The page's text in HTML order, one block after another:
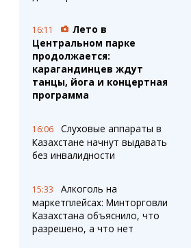
16:11
Лето в
Центральном парке
продолжается:
карагандинцев ждут
танцы, йога и концертная
программа
16:06
Слуховые аппараты в
Казахстане начнут выдавать
без инвалидности
15:33
Алкоголь на
маркетплейсах: Минторговли
Казахстана объяснило, что
разрешено, а что нет